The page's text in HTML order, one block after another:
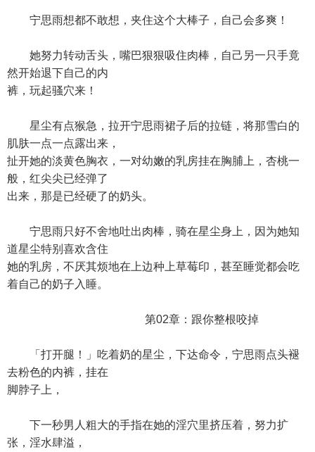
宁思雨想都不敢想，夹住这个大棒子，自己会多爽！
她努力转动舌头，嘴巴狠狠吸住肉棒，自己另一只手竟
然开始退下自己的内
裤，玩起骚穴来！
星尘有点猴急，拉开宁思雨裙子后的拉链，将那雪白的
肌肤一点一点露出来，
扯开她的淡黄色胸衣，一对幼嫩的乳房挂在胸脯上，杏桃一
般，红尖尖已经弹了
出来，那是已经硬了的奶头。
宁思雨只好不舍地吐出肉棒，骑在星尘身上，因为她知
道星尘特别喜欢含住
她的乳房，不厌其烦地在上边种上草莓印，甚至睡觉都会吃
着自己的奶子入睡。
第02章：跟你整根咬掉
「打开腿！」吃着奶的星尘，下达命令，宁思雨点头褪
去粉色的内裤，挂在
脚脖子上，
下一秒男人粗大的手指在她的淫穴里挤压着，努力扩
张，淫水肆溢，